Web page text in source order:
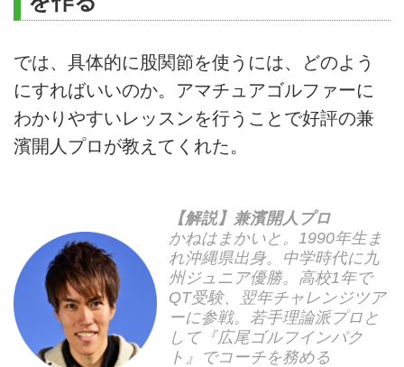
ンプラゴルフクラブ。ホテルとゴ
る抜群の環境でゴルフの腕を上げ
る絶好の機会です。丁寧な指導の
プロ集団による、練習場での直接
指導、実戦ラウンド、スウィング
動画撮影による分析診断など、内
10071］
では、具体的に股関節を使うには、どのよう
にすればいいのか。アマチュアゴルファーに
わかりやすいレッスンを行うことで好評の兼
濱開人プロが教えてくれた。
【解説】兼濱開人プロ
かねはまかいと。1990年生ま
れ沖縄県出身。中学時代に九
州ジュニア優勝。高校1年で
QT受験、翌年チャレンジツア
ーに参戦。若手理論派プロと
して『広尾ゴルフインパク
ト』でコーチを務める